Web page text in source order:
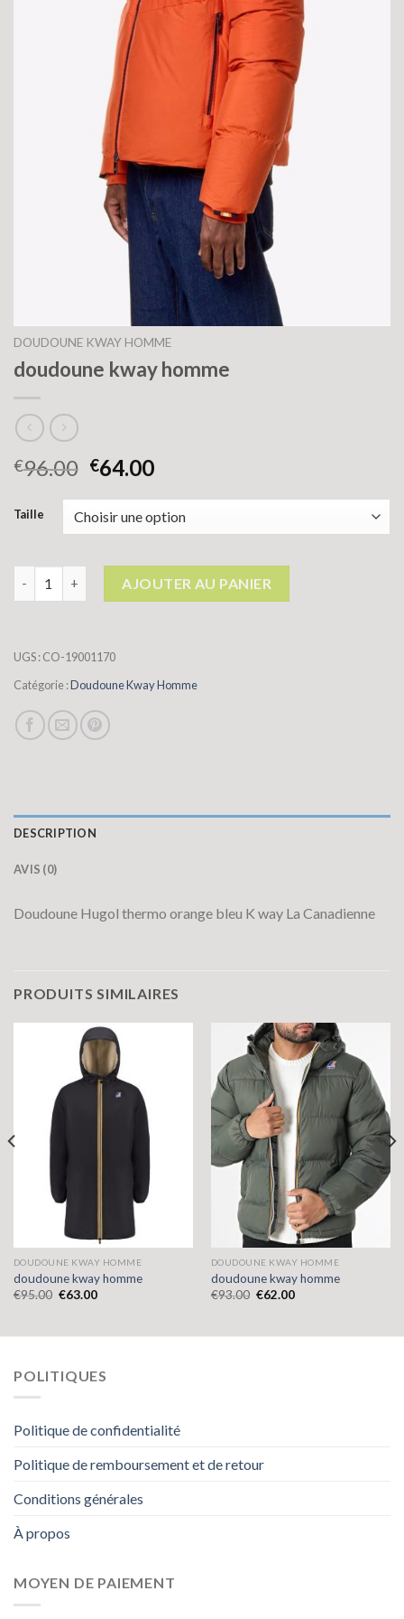
DOUDOUNE KWAY HOMME
doudoune kway homme
€96.00 €64.00
Taille
AJOUTER AU PANIER
UGS :CO-19001170
Catégorie :Doudoune Kway Homme
DESCRIPTION
AVIS (0)
Doudoune Hugol thermo orange bleu K way La Canadienne
PRODUITS SIMILAIRES
DOUDOUNE KWAY HOMME
doudoune kway homme
€95.00 €63.00
DOUDOUNE KWAY HOMME
doudoune kway homme
€93.00 €62.00
POLITIQUES
Politique de confidentialité
Politique de remboursement et de retour
Conditions générales
À propos
MOYEN DE PAIEMENT